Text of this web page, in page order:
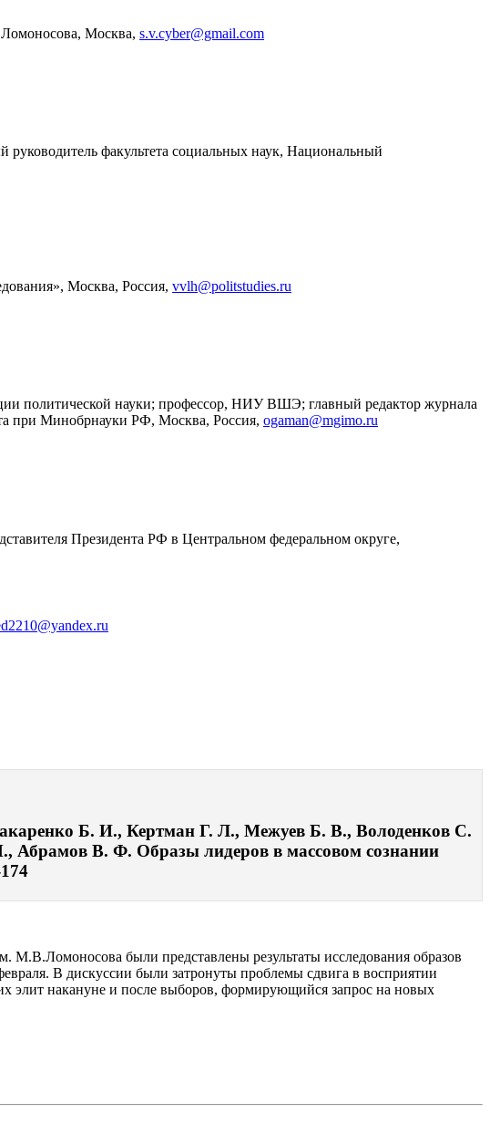
Москва, s.v.cyber@gmail.com
факультета социальных наук, Национальный
Москва, Россия, vvlh@politstudies.ru
политической науки; профессор, НИУ ВШЭ; главный редактор журнала
при Минобрнауки РФ, Москва, Россия, ogaman@mgimo.ru
Президента РФ в Центральном федеральном округе,
Б. И., Кертман Г. Л., Межуев Б. В., Володенков С.
В. Ф. Образы лидеров в массовом сознании
М.В.Ломоносова были представлены результаты исследования образов
В дискуссии были затронуты проблемы сдвига в восприятии
элит накануне и после выборов, формирующийся запрос на новых